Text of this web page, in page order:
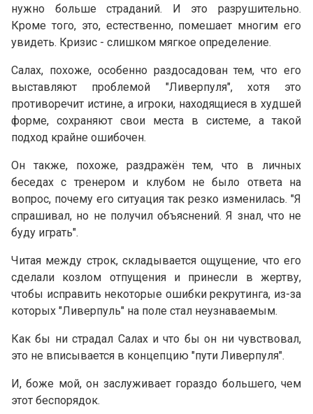
нужно больше страданий. И это разрушительно.
Кроме того, это, естественно, помешает многим его
увидеть. Кризис - слишком мягкое определение.
Салах, похоже, особенно раздосадован тем, что его
выставляют проблемой "Ливерпуля", хотя это
противоречит истине, а игроки, находящиеся в худшей
форме, сохраняют свои места в системе, а такой
подход крайне ошибочен.
Он также, похоже, раздражён тем, что в личных
беседах с тренером и клубом не было ответа на
вопрос, почему его ситуация так резко изменилась. "Я
спрашивал, но не получил объяснений. Я знал, что не
буду играть".
Читая между строк, складывается ощущение, что его
сделали козлом отпущения и принесли в жертву,
чтобы исправить некоторые ошибки рекрутинга, из-за
которых "Ливерпуль" на поле стал неузнаваемым.
Как бы ни страдал Салах и что бы он ни чувствовал,
это не вписывается в концепцию "пути Ливерпуля".
И, боже мой, он заслуживает гораздо большего, чем
этот беспорядок.